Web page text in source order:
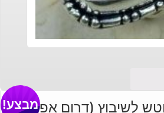
לשיבוץ (דרום אפריקה)
מבצע!